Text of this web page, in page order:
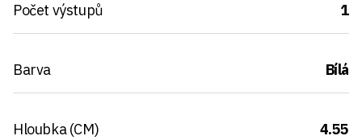
Počet výstupů 1
Barva Bílá
Hloubka (CM) 4.55